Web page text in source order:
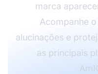
marca
Acompanhe
alucinações e
as principais